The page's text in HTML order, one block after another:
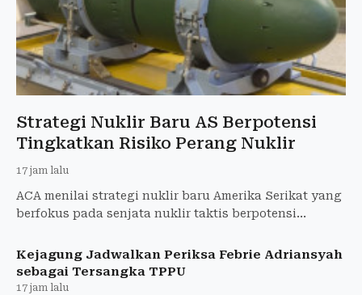
Strategi Nuklir Baru AS Berpotensi
Tingkatkan Risiko Perang Nuklir
17 jam lalu
ACA menilai strategi nuklir baru Amerika Serikat yang
berfokus pada senjata nuklir taktis berpotensi
Kejagung Jadwalkan Periksa Febrie Adriansyah
sebagai Tersangka TPPU
17 jam lalu